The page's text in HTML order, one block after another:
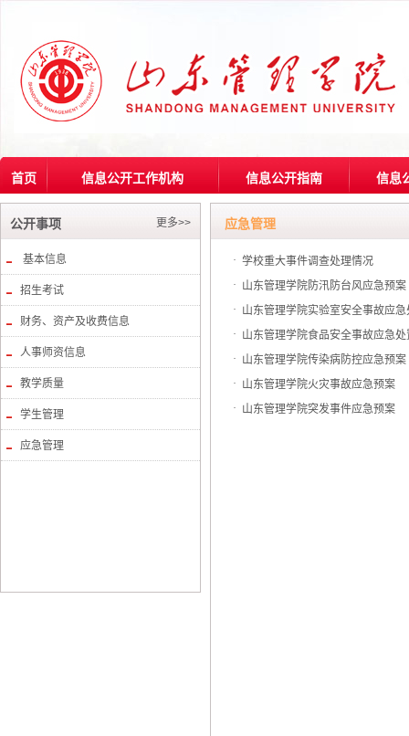
首页 信息公开工作机构 信息公开指南 信息
公开事项 更多>>
基本信息
招生考试
财务、资产及收费信息
人事师资信息
教学质量
学生管理
应急管理
应急管理
· 学校重大事件调查处理情况
· 山东管理学院防汛防台风应急预案
· 山东管理学院实验室安全事故应
· 山东管理学院食品安全事故应急处
· 山东管理学院传染病防控应急预案
· 山东管理学院火灾事故应急预案
· 山东管理学院突发事件应急预案